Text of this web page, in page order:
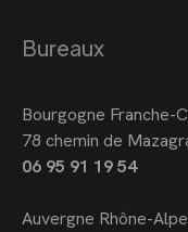
Bureaux
Bourgogne Franche-
78 chemin de
06 95 91 19 54
Auvergne Rhône-